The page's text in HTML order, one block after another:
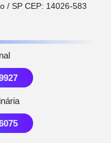
/ SP CEP: 14026-583